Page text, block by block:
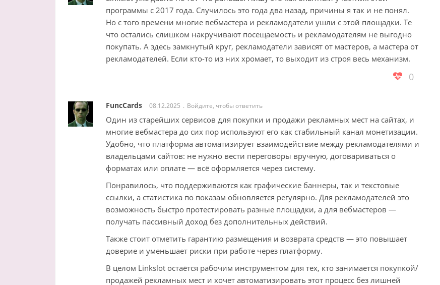
программы с 2017 года. Случилось это года два назад, причины я так и не понял.
Но с того времени многие вебмастера и рекламодатели ушли с этой площадки. Те
что остались слишком накручивают посещаемость и рекламодателям не выгодно
покупать. А здесь замкнутый круг, рекламодатели зависят от мастеров, а мастера от
рекламодателей. Если кто-то из них хромает, то выходит из строя весь механизм.
0
FuncCards 08.12.2025 Войдите, чтобы ответить
Один из старейших сервисов для покупки и продажи рекламных мест на сайтах, и
многие вебмастера до сих пор используют его как стабильный канал монетизации.
Удобно, что платформа автоматизирует взаимодействие между рекламодателями и
владельцами сайтов: не нужно вести переговоры вручную, договариваться о
форматах или оплате — всё оформляется через систему.
Понравилось, что поддерживаются как графические баннеры, так и текстовые
ссылки, а статистика по показам обновляется регулярно. Для рекламодателей это
возможность быстро протестировать разные площадки, а для вебмастеров —
получать пассивный доход без дополнительных действий.
Также стоит отметить гарантию размещения и возврата средств — это повышает
доверие и уменьшает риски при работе через платформу.
В целом Linkslot остаётся рабочим инструментом для тех, кто занимается покупкой/
продажей рекламных мест и хочет автоматизировать этот процесс без лишней